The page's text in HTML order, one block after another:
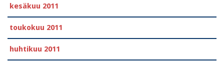
kesäkuu 2011
toukokuu 2011
huhtikuu 2011